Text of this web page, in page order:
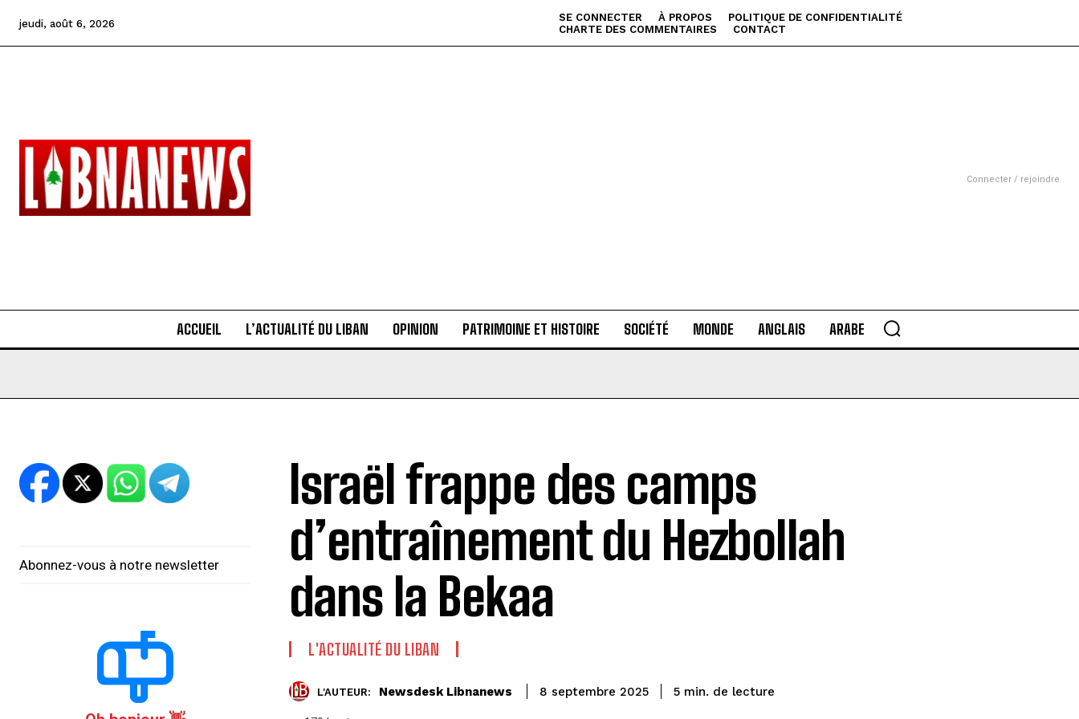
jeudi, août 6, 2026 SE CONNECTER À PROPOS
POLITIQUE DE CONFIDENTIALITÉ
CHARTE DES COMMENTAIRES
CONTACT
Connecter / rejoindre
ACCUEIL L’ACTUALITÉ DU LIBAN OPINION PATRIMOINE ET HISTOIRE SOCIÉTÉ MONDE ANGLAIS ARABE
Abonnez-vous à notre newsletter
Israël frappe des camps
d’entraînement du Hezbollah
dans la Bekaa
L'ACTUALITÉ DU LIBAN
L'AUTEUR: Newsdesk Libnanews 8 septembre 2025 5 min. de lecture